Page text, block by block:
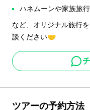
ハネムーンや家族旅
など、オリジナル旅行
談ください🤝
ツアーの予約方法